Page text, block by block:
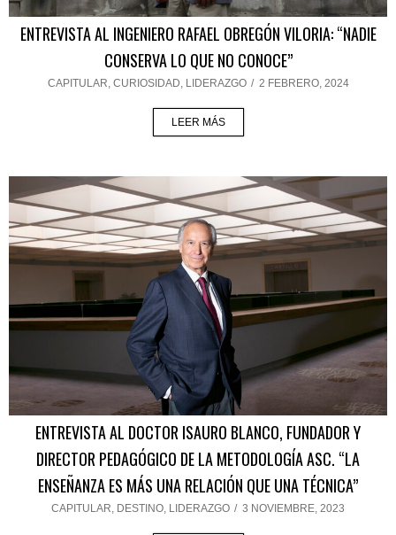
ENTREVISTA AL INGENIERO RAFAEL OBREGÓN VILORIA: “NADIE
CONSERVA LO QUE NO CONOCE”
CAPITULAR, CURIOSIDAD, LIDERAZGO / 2 FEBRERO, 2024
LEER MÁS
ENTREVISTA AL DOCTOR ISAURO BLANCO, FUNDADOR Y
DIRECTOR PEDAGÓGICO DE LA METODOLOGÍA ASC. “LA
ENSEÑANZA ES MÁS UNA RELACIÓN QUE UNA TÉCNICA”
CAPITULAR, DESTINO, LIDERAZGO / 3 NOVIEMBRE, 2023